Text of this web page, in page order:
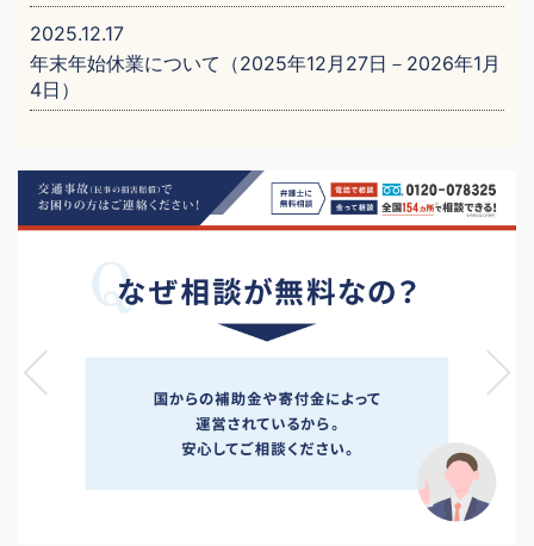
2025.12.17
年末年始休業について（2025年12月27日－2026年1月
4日）